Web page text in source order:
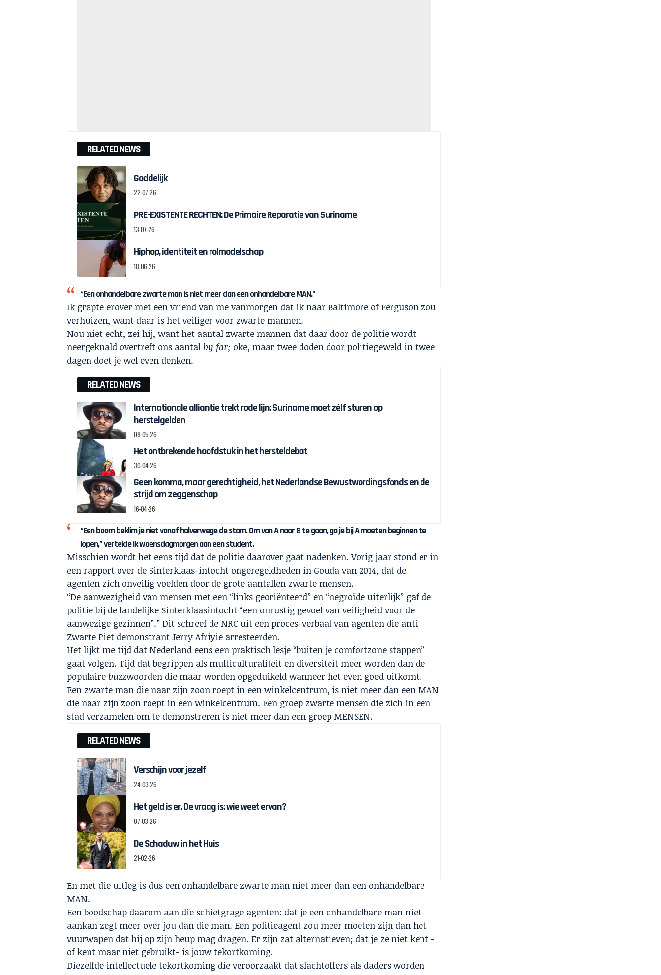
RELATED NEWS
Goddelijk
22-07-26
PRE-EXISTENTE RECHTEN: De Primaire Reparatie van Suriname
13-07-26
Hiphop, identiteit en rolmodelschap
18-06-26
“Een onhandelbare zwarte man is niet meer dan een onhandelbare MAN.”
Ik grapte erover met een vriend van me vanmorgen dat ik naar Baltimore of Ferguson zou
verhuizen, want daar is het veiliger voor zwarte mannen.
Nou niet echt, zei hij, want het aantal zwarte mannen dat daar door de politie wordt
neergeknald overtreft ons aantal by far; oke, maar twee doden door politiegeweld in twee
dagen doet je wel even denken.
RELATED NEWS
Internationale alliantie trekt rode lijn: Suriname moet zélf sturen op
herstelgelden
08-05-26
Het ontbrekende hoofdstuk in het hersteldebat
30-04-26
Geen komma, maar gerechtigheid, het Nederlandse Bewustwordingsfonds en de
strijd om zeggenschap
16-04-26
“Een boom beklim je niet vanaf halverwege de stam. Om van A naar B te gaan, ga je bij A moeten beginnen te
lopen,” vertelde ik woensdagmorgen aan een student.
Misschien wordt het eens tijd dat de politie daarover gaat nadenken. Vorig jaar stond er in
een rapport over de Sinterklaas-intocht ongeregeldheden in Gouda van 2014, dat de
agenten zich onveilig voelden door de grote aantallen zwarte mensen.
“De aanwezigheid van mensen met een “links georiënteerd” en “negroïde uiterlijk” gaf de
politie bij de landelijke Sinterklaasintocht “een onrustig gevoel van veiligheid voor de
aanwezige gezinnen”.” Dit schreef de NRC uit een proces-verbaal van agenten die anti
Zwarte Piet demonstrant Jerry Afriyie arresteerden.
Het lijkt me tijd dat Nederland eens een praktisch lesje “buiten je comfortzone stappen”
gaat volgen. Tijd dat begrippen als multiculturaliteit en diversiteit meer worden dan de
populaire buzzwoorden die maar worden opgeduikeld wanneer het even goed uitkomt.
Een zwarte man die naar zijn zoon roept in een winkelcentrum, is niet meer dan een MAN
die naar zijn zoon roept in een winkelcentrum. Een groep zwarte mensen die zich in een
stad verzamelen om te demonstreren is niet meer dan een groep MENSEN.
RELATED NEWS
Verschijn voor jezelf
24-03-26
Het geld is er. De vraag is: wie weet ervan?
07-03-26
De Schaduw in het Huis
21-02-26
En met die uitleg is dus een onhandelbare zwarte man niet meer dan een onhandelbare
MAN.
Een boodschap daarom aan die schietgrage agenten: dat je een onhandelbare man niet
aankan zegt meer over jou dan die man. Een politieagent zou meer moeten zijn dan het
vuurwapen dat hij op zijn heup mag dragen. Er zijn zat alternatieven; dat je ze niet kent -
of kent maar niet gebruikt- is jouw tekortkoming.
Diezelfde intellectuele tekortkoming die veroorzaakt dat slachtoffers als daders worden